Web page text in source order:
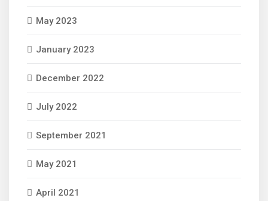
May 2023
January 2023
December 2022
July 2022
September 2021
May 2021
April 2021